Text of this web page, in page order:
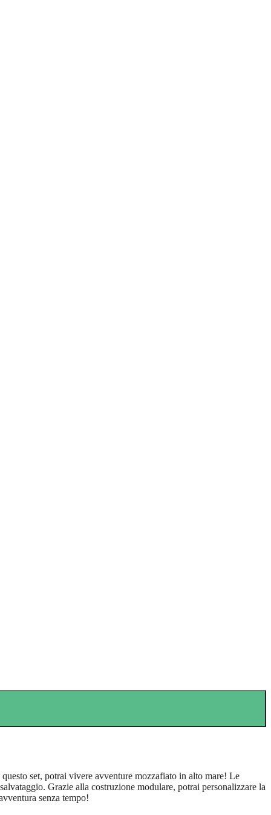
set, potrai vivere avventure mozzafiato in alto mare! Le
Grazie alla costruzione modulare, potrai personalizzare la
senza tempo!